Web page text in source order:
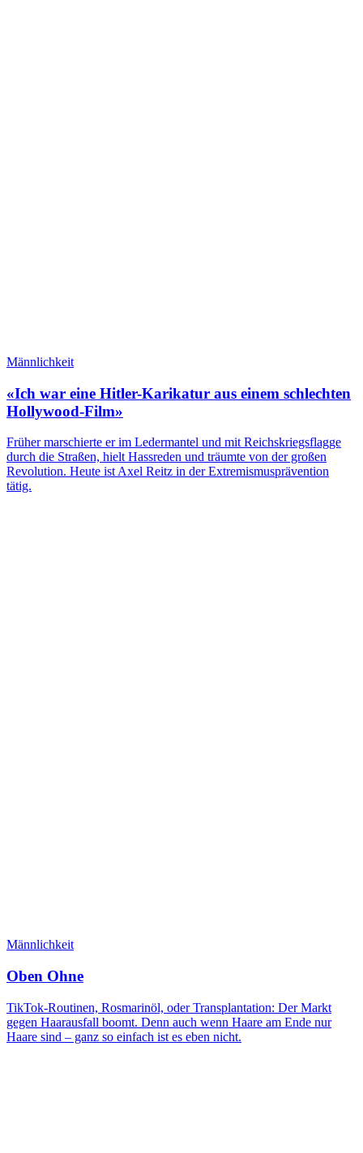
Männlichkeit
«Ich war eine Hitler-Karikatur aus einem schlechten
Hollywood-Film»
Früher marschierte er im Ledermantel und mit Reichskriegsflagge
durch die Straßen, hielt Hassreden und träumte von der großen
Revolution. Heute ist Axel Reitz in der Extremismusprävention
tätig.
Männlichkeit
Oben Ohne
TikTok-Routinen, Rosmarinöl, oder Transplantation: Der Markt
gegen Haarausfall boomt. Denn auch wenn Haare am Ende nur
Haare sind – ganz so einfach ist es eben nicht.